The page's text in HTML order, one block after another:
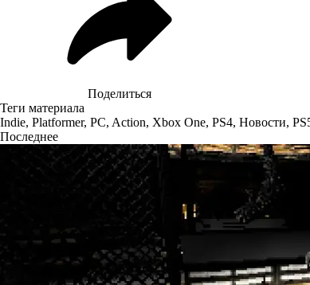
Поделиться
Теги материала
Indie, Platformer, PC, Action, Xbox One, PS4, Новости,
Последнее